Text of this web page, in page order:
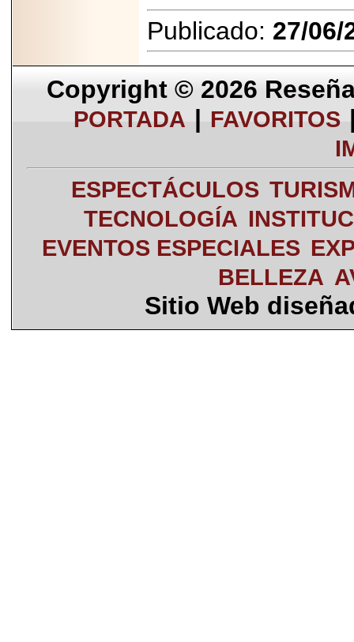
Publicado: 27/06/
Copyright © 2026
PORTADA | FAVORITOS
ESPECTÁCULOS
TECNOLOGÍA
EVENTOS ESPECIALES
BELLEZA
Sitio Web